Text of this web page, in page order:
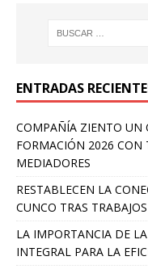
ENTRADAS
COMPAÑÍA ZIENTO UN
FORMACIÓN 2026 CON
MEDIADORES
RESTABLECEN LA
CUNCO TRAS
LA IMPORTANCIA DE
INTEGRAL PARA LA